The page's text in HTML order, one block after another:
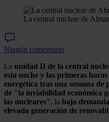
La central nuclear de
Ningún comentario
La unidad II de la central
esta noche y las primeras
energética tras una semana de
de "la inviabilidad económica
las nucleares", la baja
elevada generación de